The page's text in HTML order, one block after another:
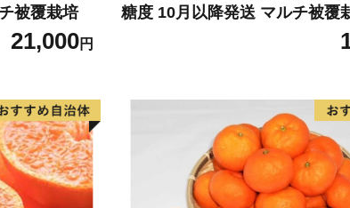
被覆栽培
21,000円
糖度 10月以降発送 マルチ被覆